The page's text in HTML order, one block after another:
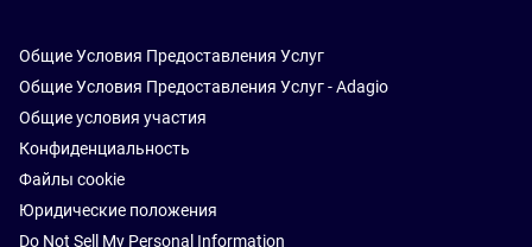
Общие Условия Предоставления Услуг
Общие Условия Предоставления Услуг - Adagio
Общие условия участия
Конфиденциальность
Файлы cookie
Юридические положения
Do Not Sell My Personal Information